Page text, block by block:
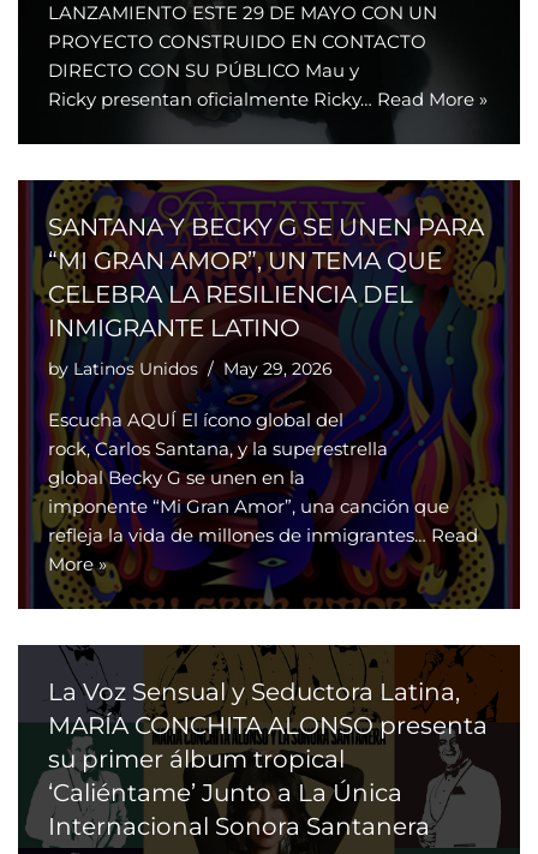
LANZAMIENTO ESTE 29 DE MAYO CON UN
PROYECTO CONSTRUIDO EN CONTACTO
DIRECTO CON SU PÚBLICO Mau y
Ricky presentan oficialmente Ricky… Read More »
SANTANA Y BECKY G SE UNEN PARA
“MI GRAN AMOR”, UN TEMA QUE
CELEBRA LA RESILIENCIA DEL
INMIGRANTE LATINO
by Latinos Unidos May 29, 2026
Escucha AQUÍ El ícono global del
rock, Carlos Santana, y la superestrella
global Becky G se unen en la
imponente “Mi Gran Amor”, una canción que
refleja la vida de millones de inmigrantes…Read
More »
La Voz Sensual y Seductora Latina,
MARÍA CONCHITA ALONSO presenta
su primer álbum tropical
‘Caliéntame’ Junto a La Única
Internacional Sonora Santanera